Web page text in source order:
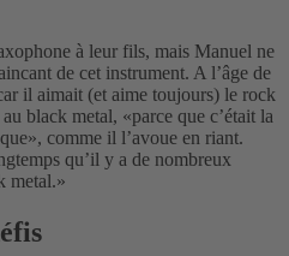
à leur fils, mais Manuel ne
de cet instrument. A l’âge de
il aimait (et aime toujours) le rock
black metal, «parce que c’était la
comme il l’avoue en riant.
qu’il y a de nombreux
metal.»